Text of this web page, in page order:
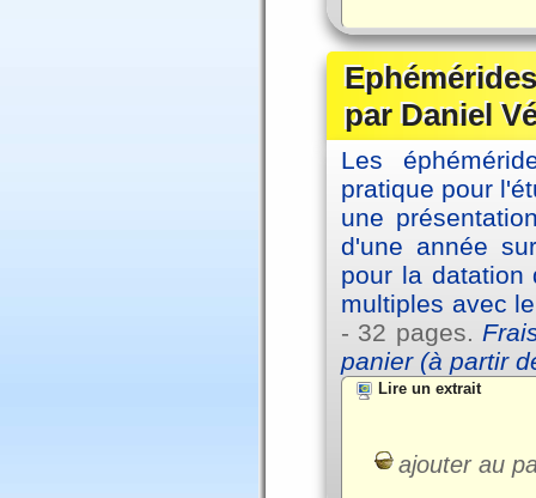
par Daniel
Les
pratique pour
une
d'une année
pour la datation
multiples avec
- 32 pages.
panier (à partir
Lire un extrait
ajouter au